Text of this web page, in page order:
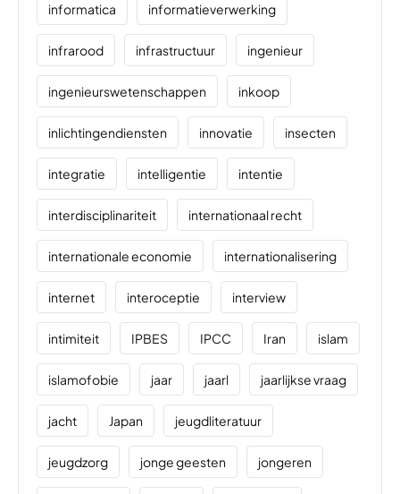
informatica informatieverwerking
infrarood infrastructuur ingenieur
ingenieurswetenschappen inkoop
inlichtingendiensten innovatie insecten
integratie intelligentie intentie
interdisciplinariteit internationaal recht
internationale economie internationalisering
internet interoceptie interview
intimiteit IPBES IPCC Iran islam
islamofobie jaar jaarl jaarlijkse vraag
jacht Japan jeugdliteratuur
jeugdzorg jonge geesten jongeren